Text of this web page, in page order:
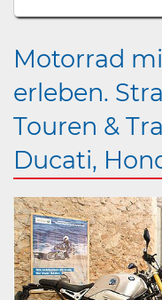
Motorrad
erleben.
Touren &
Ducati,